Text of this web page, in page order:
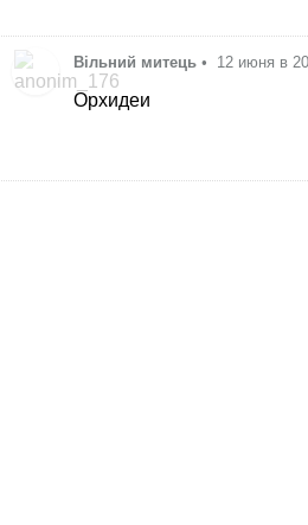
Вільний митець • 12 июня в
Орхидеи